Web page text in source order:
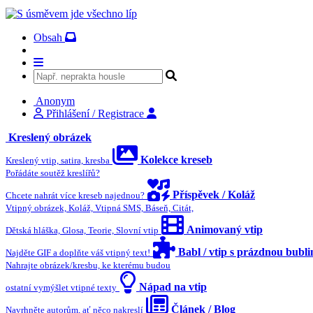
Obsah
Anonym
Přihlášení / Registrace
Kreslený obrázek
Kreslený vtip, satira, kresba Kolekce kreseb
Pořádáte soutěž kreslířů?
Chcete nahrát více kreseb najednou? Příspěvek / Koláž
Vtipný obrázek, Koláž, Vtipná SMS, Báseň, Citát,
Dětská hláška, Glosa, Teorie, Slovní vtip Animovaný vtip
Najděte GIF a doplňte váš vtipný text! Babl / vtip s prázdnou
Nahrajte obrázek/kresbu, ke kterému budou
ostatní vymýšlet vtipné texty Nápad na vtip
Navrhněte autorům, ať něco nakreslí Článek / Blog